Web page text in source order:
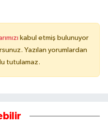
kabul etmiş bulunuyor
Yazılan yorumlardan
tutulamaz.